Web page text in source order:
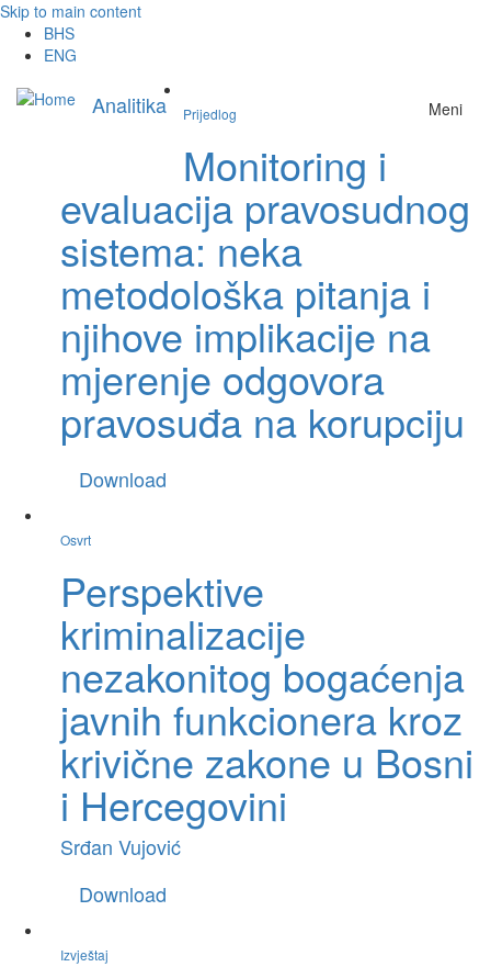
Skip to main content
BHS
ENG
Analitika Meni
Prijedlog
Monitoring i
evaluacija pravosudnog
sistema: neka
metodološka pitanja i
njihove implikacije na
mjerenje odgovora
pravosuđa na korupciju
Download
Osvrt
Perspektive
kriminalizacije
nezakonitog bogaćenja
javnih funkcionera kroz
krivične zakone u Bosni
i Hercegovini
Srđan Vujović
Download
Izvještaj